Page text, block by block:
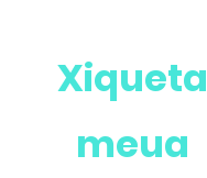
Xiqueta
meua